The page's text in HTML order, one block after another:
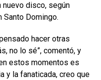
nuevo disco, según
Santo Domingo.
hacer otras
no lo sé”, comentó, y
estos momentos es
y la fanaticada, creo que